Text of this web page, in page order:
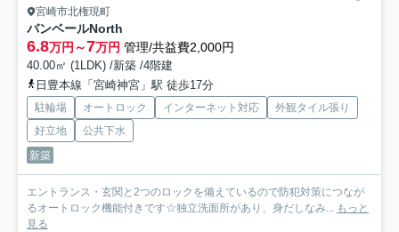
宮崎市北権現町
バンベールNorth
6.8万円～7万円 管理/共益費2,000円
40.00㎡ (1LDK) /新築 /4階建
日豊本線「宮崎神宮」駅 徒歩17分
駐輪場 オートロック インターネット対応
外観タイル張り
好立地
公共下水
新築
エントランス・玄関と2つのロックを備えているので防犯対策につなが
るオートロック機能付きです☆独立洗面所があり、身だしなみ... もっと
見る